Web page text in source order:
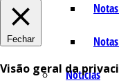
Notícias
Fechar
Visão geral da